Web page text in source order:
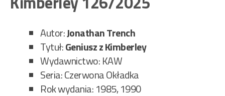
Autor:Jonathan Trench
Tytuł:Geniusz z Kimberley
Wydawnictwo: KAW
Seria: Czerwona Okładka
Rok wydania: 1985, 1990